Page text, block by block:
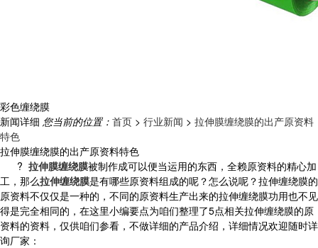
彩色缠绕膜
新闻详细 您当前的位置： 首页 > 行业新闻 > 拉伸膜缠绕膜的出产原资料
特色
拉伸膜缠绕膜的出产原资料特色
? 拉伸膜缠绕膜被制作成可以便当运用的东西，全赖原资料的精心加
工，那么拉伸缠绕膜是有哪些原资料组成的呢？怎么说呢？拉伸缠绕膜的
原资料不仅仅是一种的，不同的原资料生产出来的拉伸缠绕膜功用也不见
得是完全相同的，在这里小编要点为咱们整理了5点相关拉伸缠绕膜的原
资料的资料，仅供咱们参看，不做详细的产品介绍，详细情况欢迎随时详
询厂家：